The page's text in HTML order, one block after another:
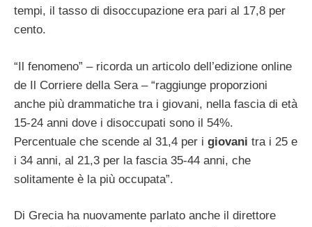
tempi, il tasso di disoccupazione era pari al 17,8 per
cento.
“Il fenomeno” – ricorda un articolo dell’edizione online
de Il Corriere della Sera – “raggiunge proporzioni
anche più drammatiche tra i giovani, nella fascia di età
15-24 anni dove i disoccupati sono il 54%.
Percentuale che scende al 31,4 per i giovani tra i 25 e
i 34 anni, al 21,3 per la fascia 35-44 anni, che
solitamente è la più occupata”.
Di Grecia ha nuovamente parlato anche il direttore